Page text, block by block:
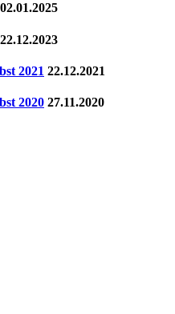
02.01.2025
22.12.2023
2021 22.12.2021
2020 27.11.2020